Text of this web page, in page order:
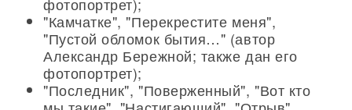
"Камчатке", "Перекрестите меня",
"Пустой обломок бытия…" (автор
Александр Бережной; также дан его
фотопортрет);
"Последник", "Поверженный", "Вот кто